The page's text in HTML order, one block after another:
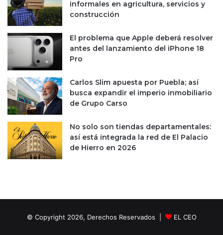
informales en agricultura, servicios y
construcción
El problema que Apple deberá resolver
antes del lanzamiento del iPhone 18
Pro
Carlos Slim apuesta por Puebla; así
busca expandir el imperio inmobiliario
de Grupo Carso
No solo son tiendas departamentales:
así está integrada la red de El Palacio
de Hierro en 2026
© Copyright 2026, Derechos Reservados | EL CEO